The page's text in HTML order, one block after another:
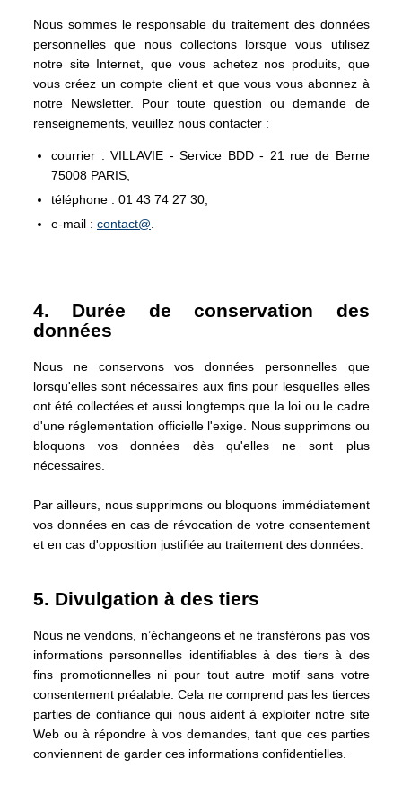
Nous sommes le responsable du traitement des données
personnelles que nous collectons lorsque vous utilisez
notre site Internet, que vous achetez nos produits, que
vous créez un compte client et que vous vous abonnez à
notre Newsletter. Pour toute question ou demande de
renseignements, veuillez nous contacter :
courrier : VILLAVIE - Service BDD - 21 rue de Berne
75008 PARIS,
téléphone : 01 43 74 27 30,
e-mail : contact@
4. Durée de conservation des
données
Nous ne conservons vos données personnelles que
lorsqu'elles sont nécessaires aux fins pour lesquelles elles
ont été collectées et aussi longtemps que la loi ou le cadre
d'une réglementation officielle l'exige. Nous supprimons ou
bloquons vos données dès qu'elles ne sont plus
nécessaires.
Par ailleurs, nous supprimons ou bloquons immédiatement
vos données en cas de révocation de votre consentement
et en cas d'opposition justifiée au traitement des données.
5. Divulgation à des tiers
Nous ne vendons, n’échangeons et ne transférons pas vos
informations personnelles identifiables à des tiers à des
fins promotionnelles ni pour tout autre motif sans votre
consentement préalable. Cela ne comprend pas les tierces
parties de confiance qui nous aident à exploiter notre site
Web ou à répondre à vos demandes, tant que ces parties
conviennent de garder ces informations confidentielles.